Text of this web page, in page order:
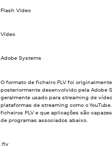
Flash Video
Vídeo
Adobe Systems
O formato de ficheiro FLV foi
posteriormente desenvolvido pela Adobe
geralmente usado para streaming de
plataformas de streaming como o
ficheiros FLV e que aplicações são
de programas associados abaixo.
.flv